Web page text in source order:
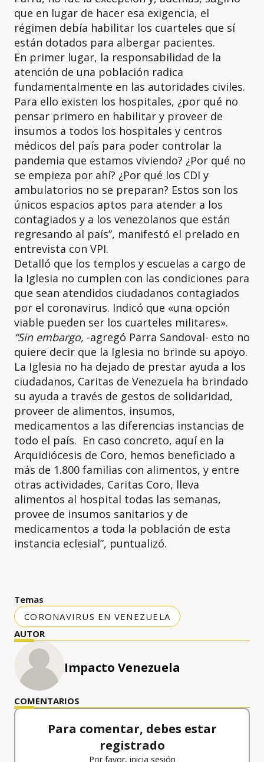
que en lugar de hacer esa exigencia, el
régimen debía habilitar los cuarteles que sí
están dotados para albergar pacientes.
En primer lugar, la responsabilidad de la
atención de una población radica
fundamentalmente en las autoridades civiles.
Para ello existen los hospitales, ¿por qué no
pensar primero en habilitar y proveer de
insumos a todos los hospitales y centros
médicos del país para poder controlar la
pandemia que estamos viviendo? ¿Por qué no
se empieza por ahí? ¿Por qué los CDI y
ambulatorios no se preparan? Estos son los
únicos espacios aptos para atender a los
contagiados y a los venezolanos que están
regresando al país”, manifestó el prelado en
entrevista con VPI.
Detalló que los templos y escuelas a cargo de
la Iglesia no cumplen con las condiciones para
que sean atendidos ciudadanos contagiados
por el coronavirus. Indicó que «una opción
viable pueden ser los cuarteles militares».
“Sin embargo, -agregó Parra Sandoval- esto no
quiere decir que la Iglesia no brinde su apoyo.
La Iglesia no ha dejado de prestar ayuda a los
ciudadanos, Caritas de Venezuela ha brindado
su ayuda a través de gestos de solidaridad,
proveer de alimentos, insumos,
medicamentos a las diferencias instancias de
todo el país. En caso concreto, aquí en la
Arquidiócesis de Coro, hemos beneficiado a
más de 1.800 familias con alimentos, y entre
otras actividades, Caritas Coro, lleva
alimentos al hospital todas las semanas,
provee de insumos sanitarios y de
medicamentos a toda la población de esta
instancia eclesial”, puntualizó.
Temas
CORONAVIRUS EN VENEZUELA
AUTOR
Impacto Venezuela
COMENTARIOS
Para comentar, debes estar
registrado
Por favor, inicia sesión